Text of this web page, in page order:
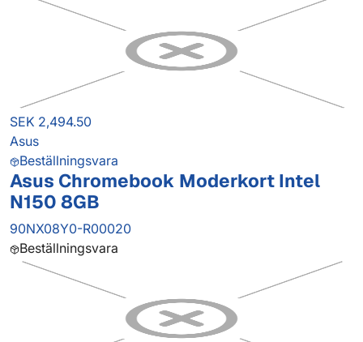
SEK 2,494.50
Asus
Beställningsvara
Asus Chromebook Moderkort Intel
N150 8GB
90NX08Y0-R00020
Beställningsvara